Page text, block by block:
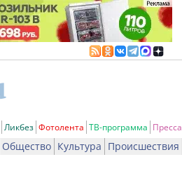
Ликбез Фотолента ТВ-программа Пресса
Общество Культура Происшествия